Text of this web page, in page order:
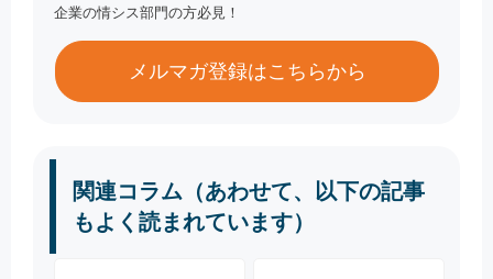
企業の情シス部門の方必見！
メルマガ登録はこちらから
関連コラム（あわせて、以下の記事
もよく読まれています）